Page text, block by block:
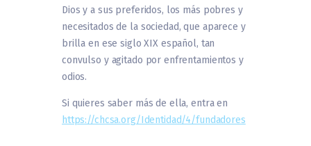
Dios y a sus preferidos, los más pobres y
necesitados de la sociedad, que aparece y
brilla en ese siglo XIX español, tan
convulso y agitado por enfrentamientos y
odios.
Si quieres saber más de ella, entra en
https://chcsa.org/Identidad/4/fundadores